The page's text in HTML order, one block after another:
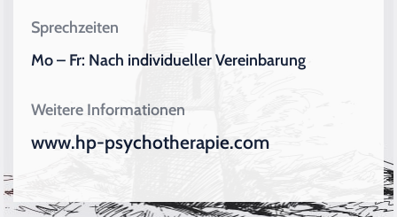
Sprechzeiten
Mo – Fr: Nach individueller Vereinbarung
Weitere Informationen
www.hp-psychotherapie.com